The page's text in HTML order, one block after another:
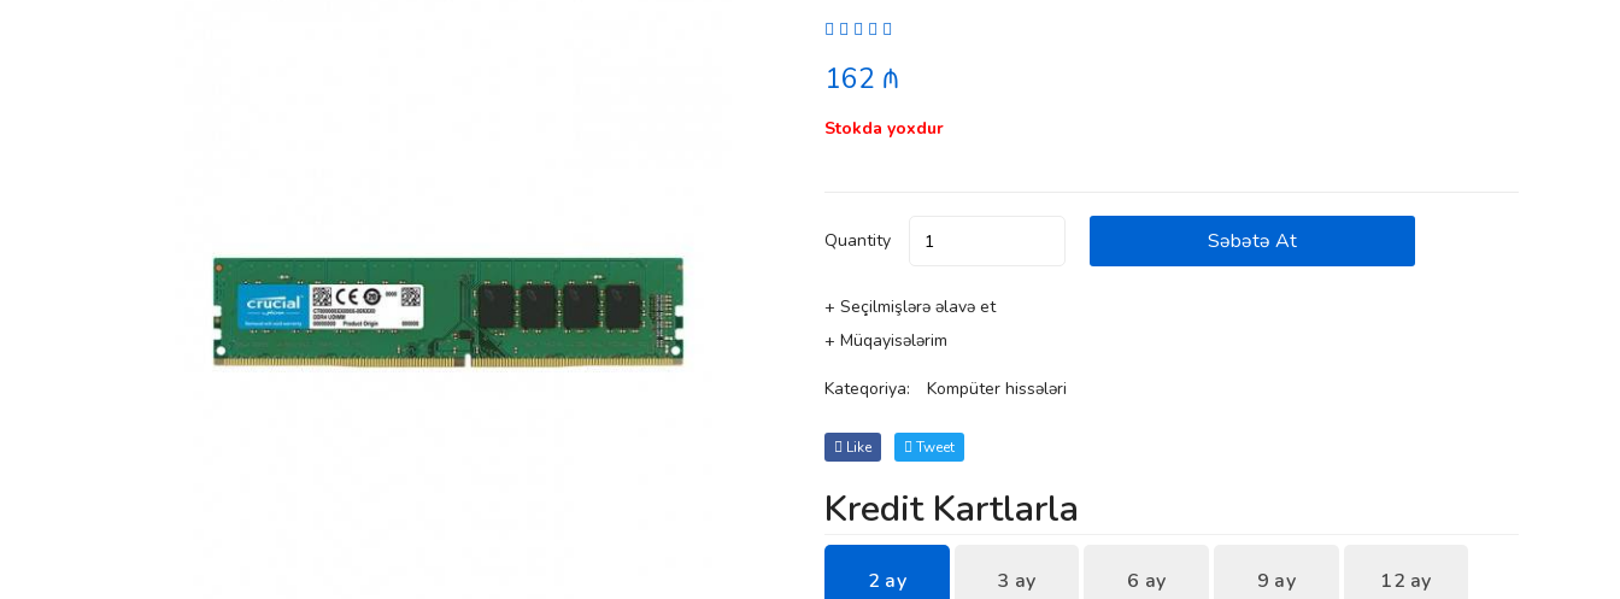
162 ₼
Stokda yoxdur
Quantity Səbətə At
+ Seçilmişlərə əlavə et
+ Müqayisələrim
Kateqoriya: Kompüter hissələri
Like Tweet
Kredit Kartlarla
2 ay 3 ay 6 ay 9 ay 12 ay